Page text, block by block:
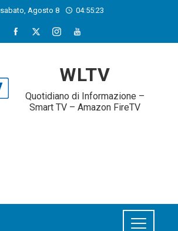
sabato, Agosto 8 04:55:23
WLTV
Quotidiano di Informazione –
Smart TV – Amazon FireTV